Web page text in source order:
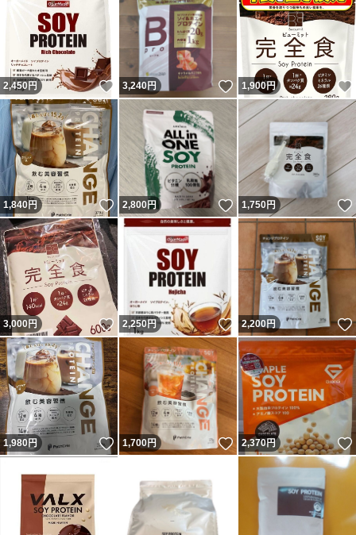
2,450 円 いいね！
3,240円 いいね！
1,900円
1,840円 いいね！
2,800円 いいね！
1,750円
3,000円 いいね！
2,250円 いいね！
2,200円
1,980円 いいね！
1,700円 いいね！
2,370円